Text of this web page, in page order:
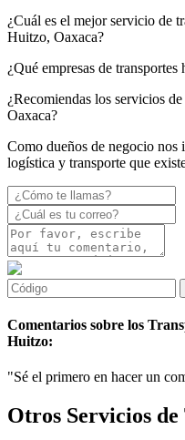
¿Cuál es el mejor servicio de
Huitzo, Oaxaca?
¿Qué empresas de
¿Recomiendas los servicios
Oaxaca?
Como dueños de negocio nos
logística y transporte que
Comentarios sobre los
Huitzo:
"Sé el primero en hacer un
Otros Servicios